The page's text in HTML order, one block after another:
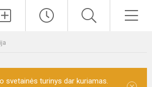
svetainės turinys dar kuriamas.